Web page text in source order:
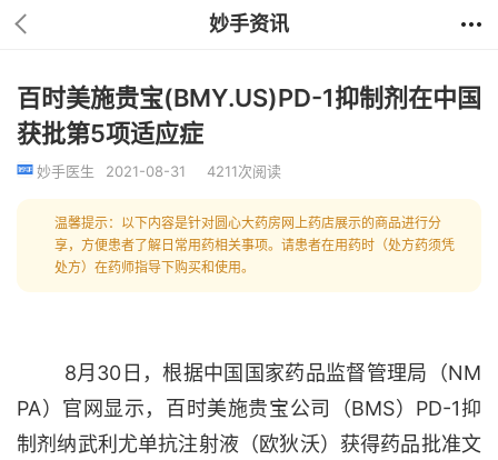
妙手资讯
百时美施贵宝(BMY.US)PD-1抑制剂在中国
获批第5项适应症
妙手医生 2021-08-31 4211次阅读
温馨提示：以下内容是针对圆心大药房网上药店展示的商品进行分
享，方便患者了解日常用药相关事项。请患者在用药时（处方药须凭
处方）在药师指导下购买和使用。
8月30日，根据中国国家药品监督管理局（NM
PA）官网显示，百时美施贵宝公司（BMS）PD-1抑
制剂纳武利尤单抗注射液（欧狄沃）获得药品批准文